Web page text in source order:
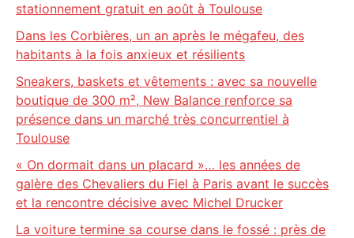
stationnement gratuit en août à Toulouse
Dans les Corbières, un an après le mégafeu, des
habitants à la fois anxieux et résilients
Sneakers, baskets et vêtements : avec sa nouvelle
boutique de 300 m², New Balance renforce sa
présence dans un marché très concurrentiel à
Toulouse
« On dormait dans un placard »… les années de
galère des Chevaliers du Fiel à Paris avant le succès
et la rencontre décisive avec Michel Drucker
La voiture termine sa course dans le fossé : près de